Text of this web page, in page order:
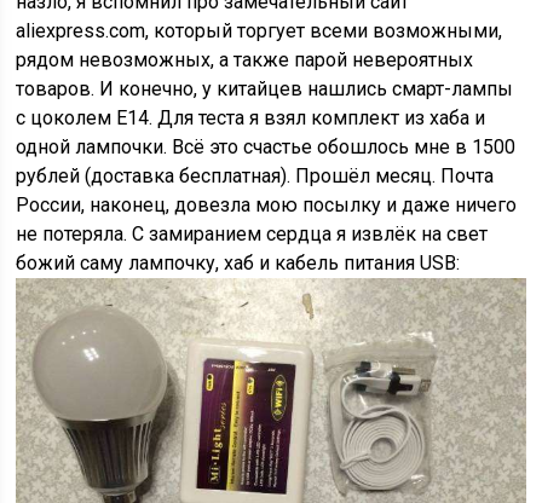
aliexpress.com, который торгует всеми возможными,
рядом невозможных, а также парой невероятных
товаров. И конечно, у китайцев нашлись смарт-лампы
с цоколем E14. Для теста я взял комплект из хаба и
одной лампочки. Всё это счастье обошлось мне в 1500
рублей (доставка бесплатная). Прошёл месяц. Почта
России, наконец, довезла мою посылку и даже ничего
не потеряла. С замиранием сердца я извлёк на свет
божий саму лампочку, хаб и кабель питания USB: